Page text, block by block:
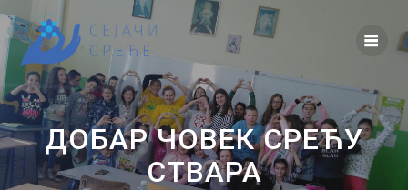
Skip
to
content
ДОБАР ЧОВЕК СРЕЋУ
СТВАРА